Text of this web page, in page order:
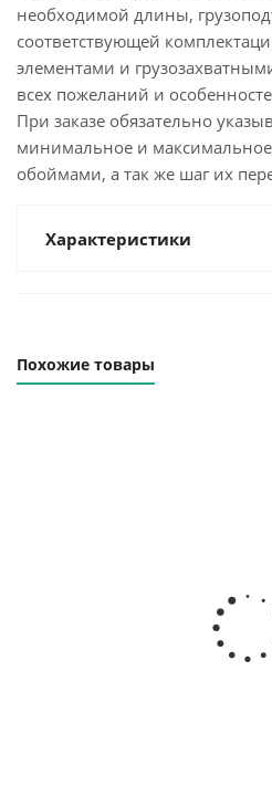
необходимой длины,
соответствующей
элементами и
всех пожеланий и
При заказе обязательно
минимальное и
обоймами, а так же шаг их
Характеристики
Похожие товары